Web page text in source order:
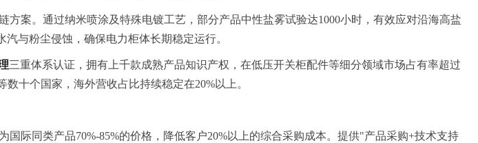
案。通过纳米喷涂及特殊电镀工艺，部分产品中性盐雾试验达1000小时，有效应对沿海高盐
与粉尘侵蚀，确保电力柜体长期稳定运行。
三重体系认证，拥有上千款成熟产品知识产权，在低压开关柜配件等细分领域市场占有率超过
十个国家，海外营收占比持续稳定在20%以上。
际同类产品70%-85%的价格，降低客户20%以上的综合采购成本。提供"产品采购+技术支持